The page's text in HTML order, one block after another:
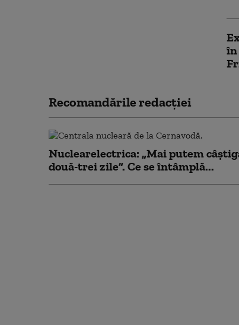
în
Recomandările redacţiei
Nuclearelectrica: „Mai putem
două-trei zile”. Ce se întâmplă...